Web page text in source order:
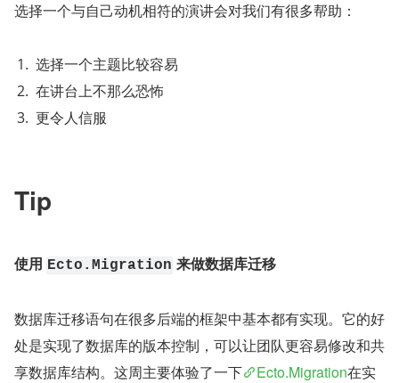
选择一个与自己动机相符的演讲会对我们有很多帮助：
选择一个主题比较容易
在讲台上不那么恐怖
更令人信服
Tip
使用 Ecto.Migration 来做数据库迁移
数据库迁移语句在很多后端的框架中基本都有实现。它的好
处是实现了数据库的版本控制，可以让团队更容易修改和共
享数据库结构。这周主要体验了一下
Ecto.Migration在实